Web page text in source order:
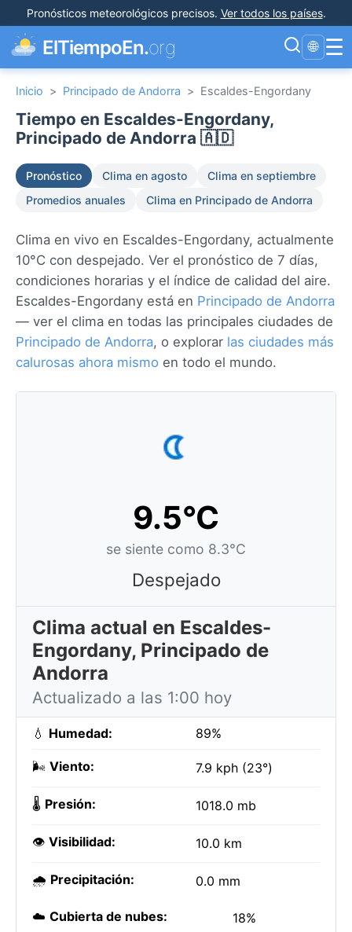
Pronósticos meteorológicos precisos. Ver todos los países.
ElTiempoEn.org 🌐 ☰
Inicio > Principado de Andorra > Escaldes-Engordany
Tiempo en Escaldes-Engordany,
Principado de Andorra 🇦🇩
Pronóstico Clima en agosto
Clima en septiembre
Promedios anuales
Clima en Principado de Andorra
Clima en vivo en Escaldes-Engordany, actualmente
10°C con despejado. Ver el pronóstico de 7 días,
condiciones horarias y el índice de calidad del aire.
Escaldes-Engordany está en Principado de Andorra
— ver el clima en todas las principales ciudades de
Principado de Andorra, o explorar las ciudades más
calurosas ahora mismo en todo el mundo.
9.5°C
se siente como 8.3°C
Despejado
Clima actual en Escaldes-
Engordany, Principado de
Andorra
Actualizado a las 1:00 hoy
💧 Humedad: 89%
🌬️ Viento: 7.9 kph (23°)
🌡️ Presión: 1018.0 mb
👁️ Visibilidad: 10.0 km
🌧️ Precipitación: 0.0 mm
☁️ Cubierta de nubes: 18%